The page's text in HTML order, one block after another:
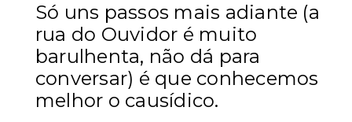
Só uns passos mais adiante (a
rua do Ouvidor é muito
barulhenta, não dá para
conversar) é que conhecemos
melhor o causídico.